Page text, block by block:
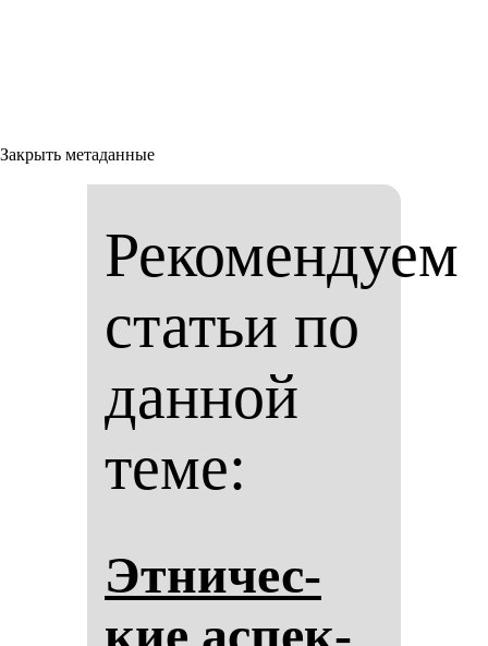
Закрыть метаданные
Рекомендуем
статьи по
данной
теме:
Эт­ни­чес­